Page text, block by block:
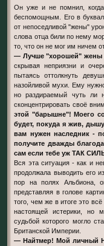
Он уже и не помнил,
беспомощным. Его в
от непоседливой "жены"
слова отца били по нему
то, что он не мог им ничем
— Лучше "хорошей" жены
скрывая неприязни и
пытаясь оттолкнуть
назойливой мухи. Ему
но раздираемый чуть ли
сконцентрировать своё
этой "барышне"! Моего
будет, покуда я жив,
вам нужен наследник -
получите дважды
сам если тебе уж ТАК
Вся эта ситуация - как и
продолжала выводить его
пор на полях Альбиона,
представляя в голове
того, чем же в итоге это
настоящей истерики, но
судьбой которого могло
Британской Империи.
— Найтмер! Мой личный